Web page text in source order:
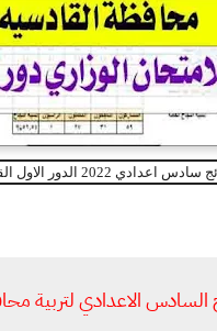
سادس اعدادي 2022 الدور الاول القادسيه
السادس الاعدادي لتربية